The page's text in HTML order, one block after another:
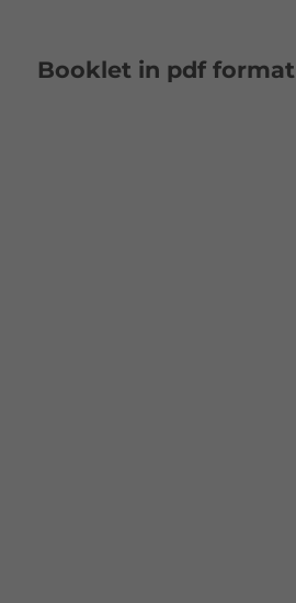
Booklet in pdf format